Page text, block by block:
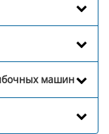
машин